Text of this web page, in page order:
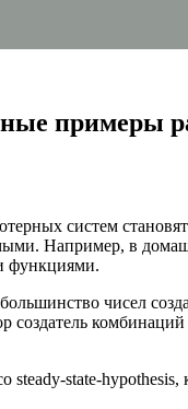
примеры
систем
Например, в
функциями.
чисел
state-